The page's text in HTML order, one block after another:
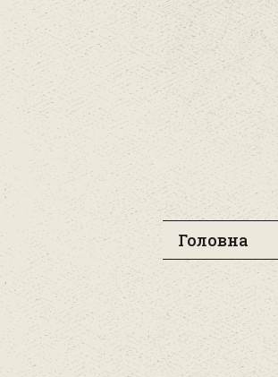
Головна